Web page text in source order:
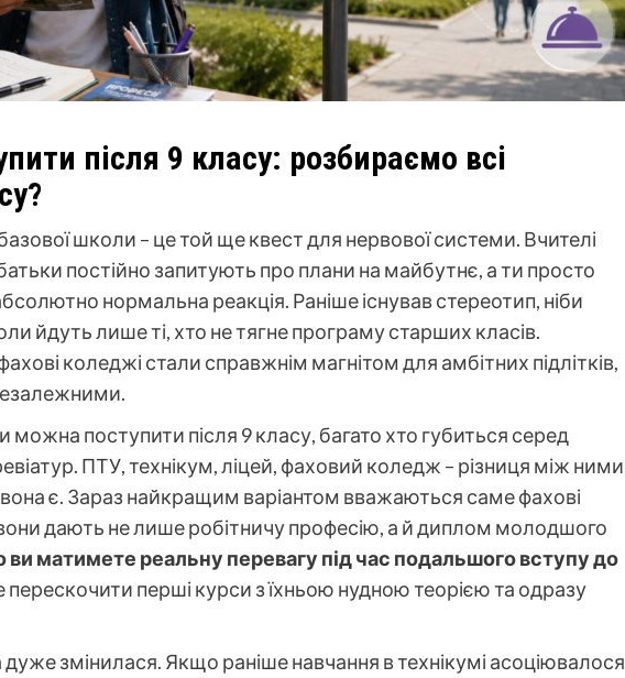
після 9 класу: розбираємо всі
школи – це той ще квест для нервової системи. Вчителі
постійно запитують про плани на майбутнє, а ти просто
нормальна реакція. Раніше існував стереотип, ніби
йдуть лише ті, хто не тягне програму старших класів.
коледжі стали справжнім магнітом для амбітних підлітків,
можна поступити після 9 класу, багато хто губиться серед
ПТУ, технікум, ліцей, фаховий коледж – різниця між ними
є. Зараз найкращим варіантом вважаються саме фахові
дають не лише робітничу професію, а й диплом молодшого
ви матимете реальну перевагу під час подальшого вступу до
перші курси з їхньою нудною теорією та одразу
змінилася. Якщо раніше навчання в технікумі асоціювалося